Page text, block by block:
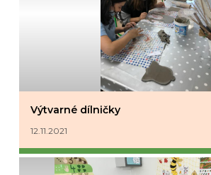
Výtvarné dílničky
12.11.2021